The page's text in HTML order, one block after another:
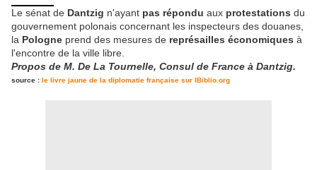
Le sénat de Dantzig n'ayant pas répondu aux protestations du
gouvernement polonais concernant les inspecteurs des douanes,
la Pologne prend des mesures de représailles économiques à
l'encontre de la ville libre.
Propos de M. De La Tournelle, Consul de France à Dantzig.
source : le livre jaune de la diplomatie française sur IBiblio.org